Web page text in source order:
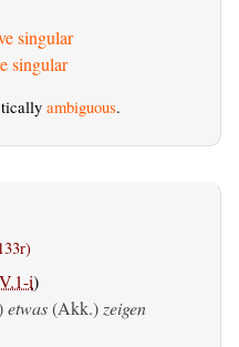
singular
singular
ambiguous.
i)
etwas(Akk.) zeigen